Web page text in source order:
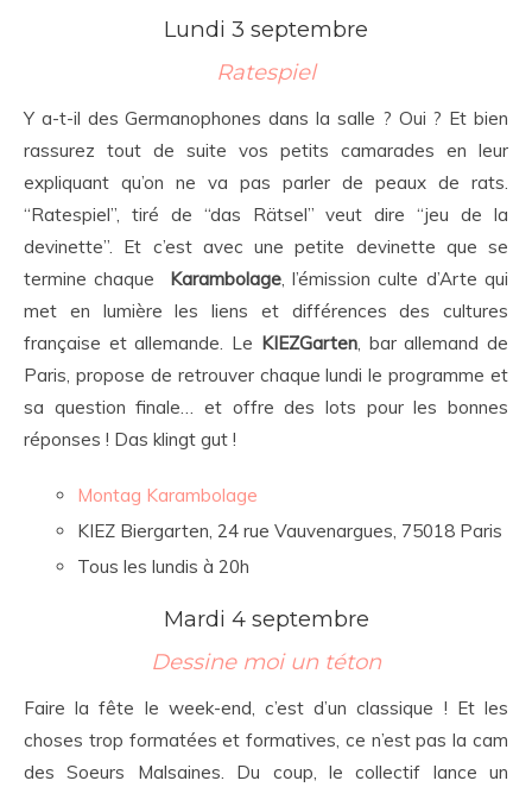
Lundi 3 septembre
Ratespiel
Y a-t-il des Germanophones dans la salle ? Oui ? Et bien
rassurez tout de suite vos petits camarades en leur
expliquant qu’on ne va pas parler de peaux de rats.
“Ratespiel”, tiré de “das Rätsel” veut dire “jeu de la
devinette”. Et c’est avec une petite devinette que se
termine chaque Karambolage, l’émission culte d’Arte qui
met en lumière les liens et différences des cultures
française et allemande. Le KIEZGarten, bar allemand de
Paris, propose de retrouver chaque lundi le programme et
sa question finale… et offre des lots pour les bonnes
réponses ! Das klingt gut !
Montag Karambolage
KIEZ Biergarten, 24 rue Vauvenargues, 75018 Paris
Tous les lundis à 20h
Mardi 4 septembre
Dessine moi un téton
Faire la fête le week-end, c’est d’un classique ! Et les
choses trop formatées et formatives, ce n’est pas la cam
des Soeurs Malsaines. Du coup, le collectif lance un